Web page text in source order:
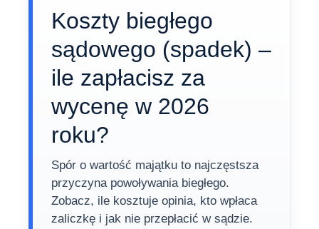
Koszty biegłego
sądowego (spadek) –
ile zapłacisz za
wycenę w 2026
roku?
Spór o wartość majątku to najczęstsza
przyczyna powoływania biegłego.
Zobacz, ile kosztuje opinia, kto wpłaca
zaliczkę i jak nie przepłacić w sądzie.